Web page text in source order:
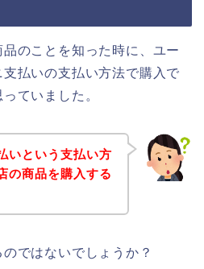
のことを知った時に、ユー
支払いの支払い方法で購入で
ていました。
いという支払い方
の商品を購入する
ではないでしょうか？